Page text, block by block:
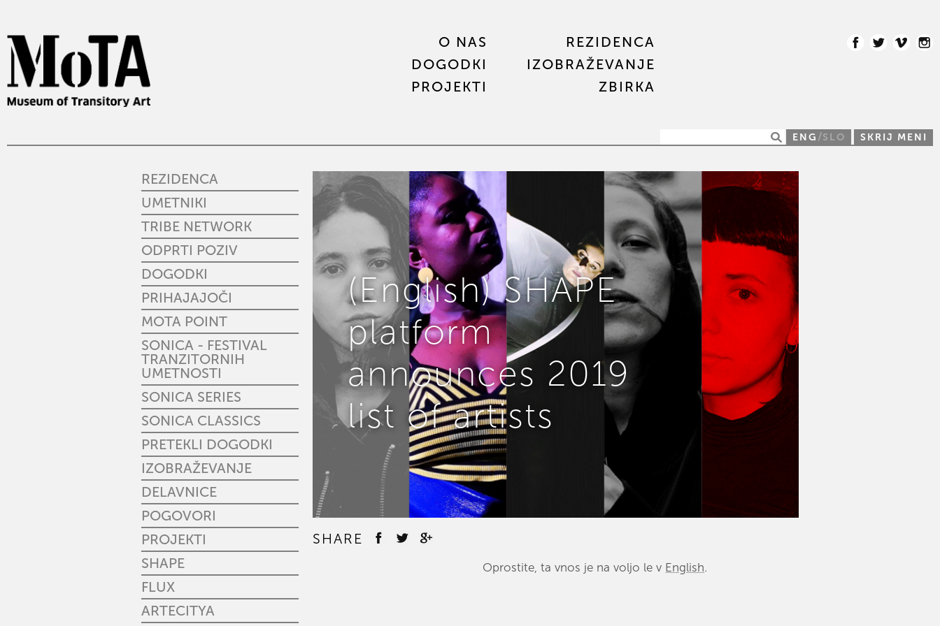
O NAS
REZIDENCA
DOGODKI
IZOBRAŽEVANJE
PROJEKTI
ZBIRKA
ENG /SLO SKRIJ MENI
REZIDENCA
UMETNIKI
TRIBE NETWORK
ODPRTI POZIV
DOGODKI
PRIHAJAJOČI
MOTA POINT
SONICA - FESTIVAL
TRANZITORNIH
UMETNOSTI
SONICA SERIES
SONICA CLASSICS
PRETEKLI DOGODKI
IZOBRAŽEVANJE
DELAVNICE
POGOVORI
PROJEKTI
SHAPE
FLUX
ARTECITYA
(English) SHAPE
platform
announces 2019
list of artists
SHARE
Oprostite, ta vnos je na voljo le v English.